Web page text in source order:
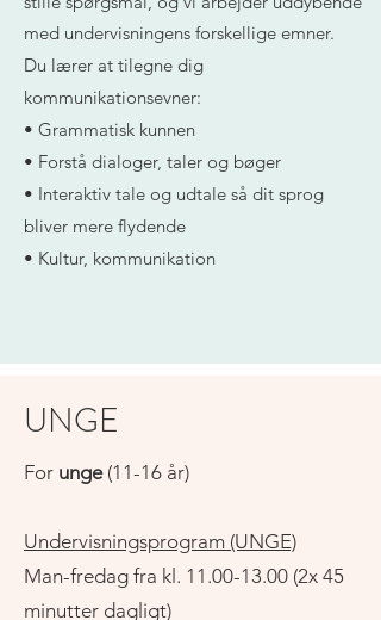
med undervisningens forskellige emner.
Du lærer at tilegne dig
kommunikationsevner:
• Grammatisk kunnen
• Forstå dialoger, taler og bøger
• Interaktiv tale og udtale så dit sprog
bliver mere flydende
• Kultur, kommunikation
UNGE
For unge(11-16 år)
Undervisningsprogram (UNGE)
Man-fredag fra kl. 11.00-13.00 (2x 45
minutter dagligt)